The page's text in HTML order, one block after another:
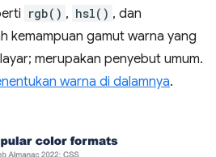
rgb() , hsl() , dan
kemampuan gamut warna yang
merupakan penyebut umum.
warna di dalamnya.